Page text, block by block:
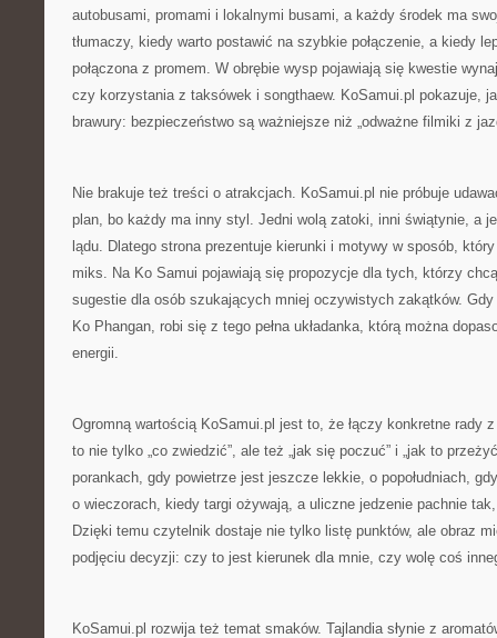
autobusami, promami i lokalnymi busami, a każdy środek ma
tłumaczy, kiedy warto postawić na szybkie połączenie, a kiedy
połączona z promem. W obrębie wysp pojawiają się kwestie
czy korzystania z taksówek i songthaew. KoSamui.pl pokazuje,
brawury: bezpieczeństwo są ważniejsze niż „odważne filmiki z
Nie brakuje też treści o atrakcjach. KoSamui.pl nie próbuje
plan, bo każdy ma inny styl. Jedni wolą zatoki, inni świątynie, a
lądu. Dlatego strona prezentuje kierunki i motywy w sposób,
miks. Na Ko Samui pojawiają się propozycje dla tych, którzy
sugestie dla osób szukających mniej oczywistych zakątków.
Ko Phangan, robi się z tego pełna układanka, którą można
energii.
Ogromną wartością KoSamui.pl jest to, że łączy konkretne rady
to nie tylko „co zwiedzić”, ale też „jak się poczuć” i „jak to
porankach, gdy powietrze jest jeszcze lekkie, o popołudniach,
o wieczorach, kiedy targi ożywają, a uliczne jedzenie pachnie
Dzięki temu czytelnik dostaje nie tylko listę punktów, ale obraz
podjęciu decyzji: czy to jest kierunek dla mnie, czy wolę coś
KoSamui.pl rozwija też temat smaków. Tajlandia słynie z